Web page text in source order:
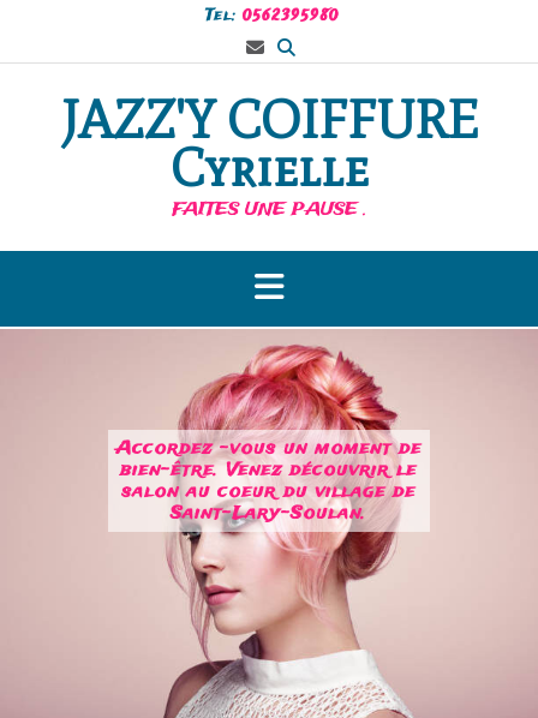
Tel: 0562395980
JAZZ'Y COIFFURE
Cyrielle
FAITES UNE PAUSE .
Accordez -vous un moment de
bien-être. Venez découvrir le
salon au coeur du village de
Saint-Lary-Soulan.